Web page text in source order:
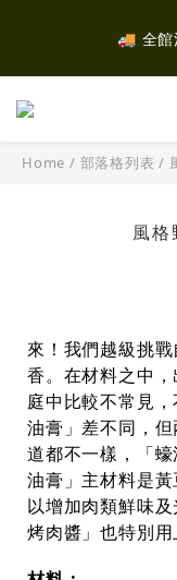
🚚 全
✈️ 全館消費滿
Home / 部落格列表 /
風格
來！我們越級挑
香。在材料之中
庭中比較不常見
油膏」差不同，
道都不一樣，「
油膏」主材料是
以增加肉類鮮味
烤肉醬」也特別用